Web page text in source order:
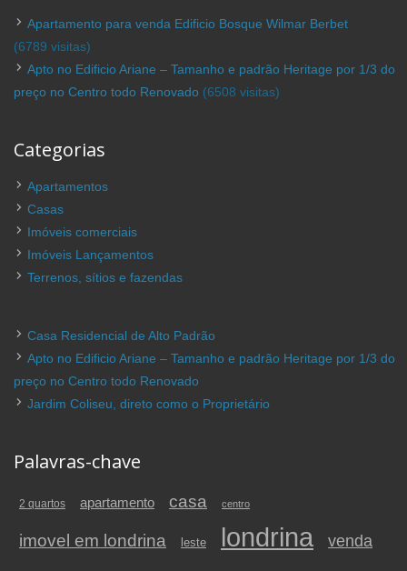
Apartamento para venda Edificio Bosque Wilmar Berbet
(6789 visitas)
Apto no Edificio Ariane – Tamanho e padrão Heritage por 1/3 do
preço no Centro todo Renovado (6508 visitas)
Categorias
Apartamentos
Casas
Imóveis comerciais
Imóveis Lançamentos
Terrenos, sítios e fazendas
Casa Residencial de Alto Padrão
Apto no Edificio Ariane – Tamanho e padrão Heritage por 1/3 do
preço no Centro todo Renovado
Jardim Coliseu, direto como o Proprietário
Palavras-chave
2 quartos apartamento casa centro
imovel em londrina leste londrina venda